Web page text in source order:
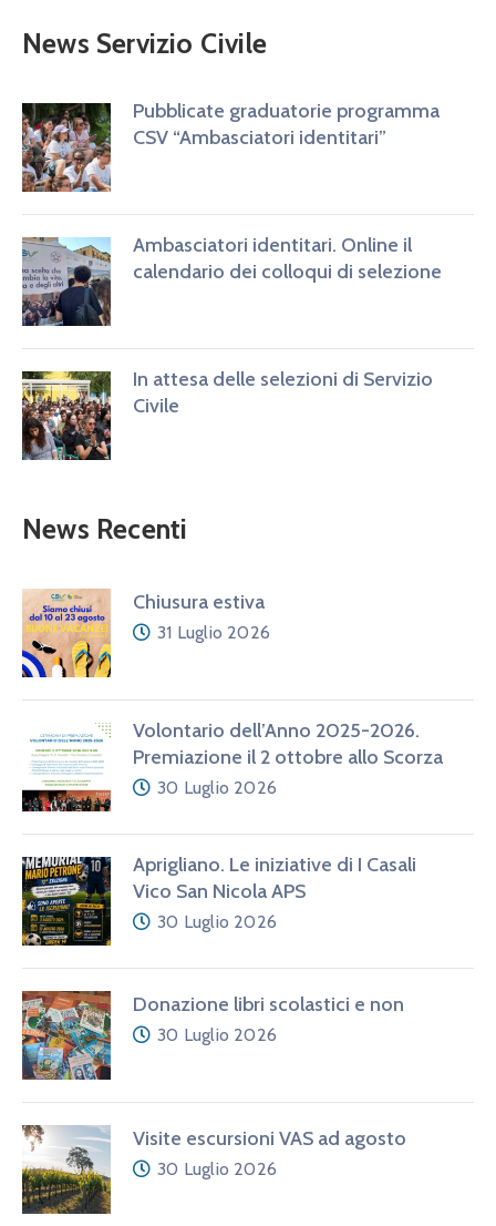
News Servizio Civile
Pubblicate graduatorie programma
CSV “Ambasciatori identitari”
Ambasciatori identitari. Online il
calendario dei colloqui di selezione
In attesa delle selezioni di Servizio
Civile
News Recenti
Chiusura estiva
31 Luglio 2026
Volontario dell’Anno 2025-2026.
Premiazione il 2 ottobre allo Scorza
30 Luglio 2026
Aprigliano. Le iniziative di I Casali
Vico San Nicola APS
30 Luglio 2026
Donazione libri scolastici e non
30 Luglio 2026
Visite escursioni VAS ad agosto
30 Luglio 2026